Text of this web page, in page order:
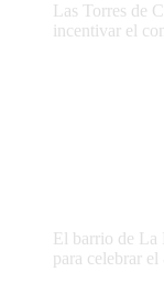
Las Torres de
incentivar el
El barrio de La
para celebrar